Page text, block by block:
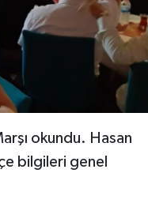
okundu. Hasan
bilgileri genel